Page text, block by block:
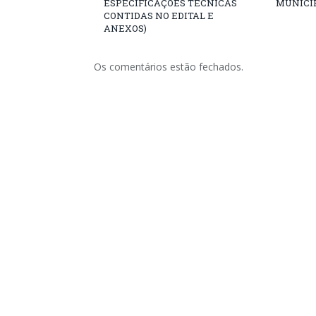
ESPECIFICAÇÕES TÉCNICAS
CONTIDAS NO EDITAL E
ANEXOS)
Os comentários estão fechados.